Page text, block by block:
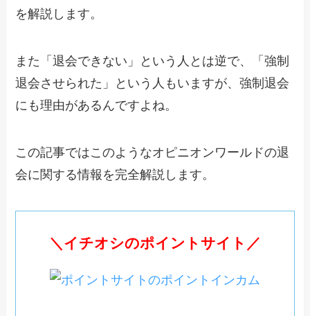
を解説します。
また「退会できない」という人とは逆で、「強制
退会させられた」という人もいますが、強制退会
にも理由があるんですよね。
この記事ではこのようなオピニオンワールドの退
会に関する情報を完全解説します。
＼イチオシのポイントサイト／